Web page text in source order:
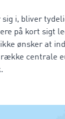
i, bliver
på kort sigt
ønsker at
centrale